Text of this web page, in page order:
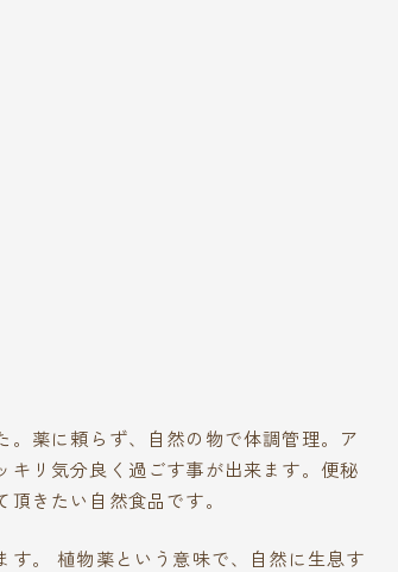
薬に頼らず、自然の物で体調管理。ア
キリ気分良く過ごす事が出来ます。便秘
きたい自然食品です。
。 植物薬という意味で、自然に生息す